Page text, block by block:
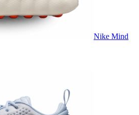
Nike Mind